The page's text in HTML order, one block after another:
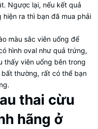
Ngược lại, nếu kết quả
ra thì bạn đã mua phải
màu sắc viên uống để
hình oval như quả trứng,
thấy viên uống bên trong
thường, rất có thể bạn
thai cừu
hãng ở